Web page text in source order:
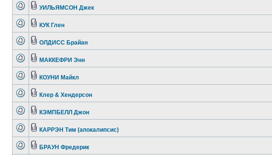
УИЛЬЯМСОН Джек
КУК Глен
ОЛДИСС Брайан
МАККЕФРИ Энн
КОУНИ Майкл
Клер & Хендерсон
КЭМПБЕЛЛ Джон
КАРРЭН Тим (апокалипсис)
БРАУН Фредерик